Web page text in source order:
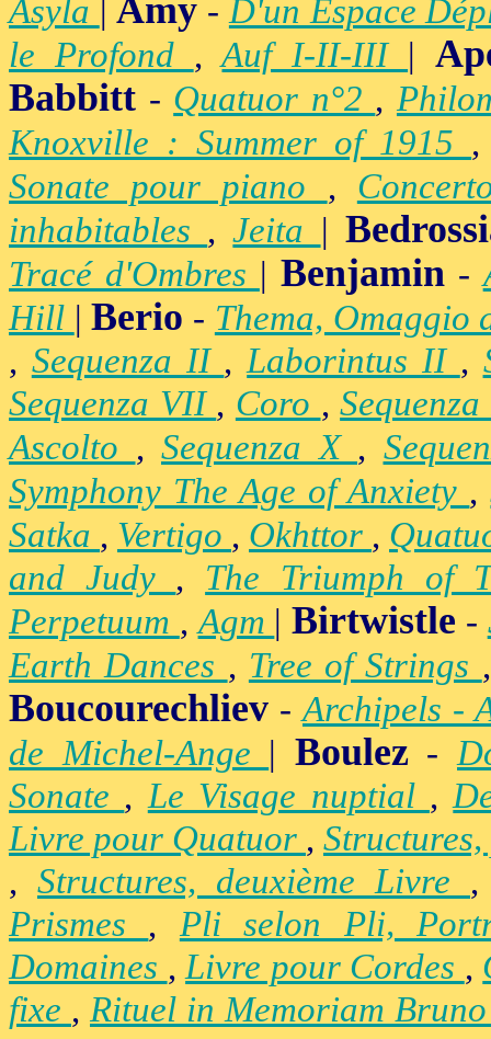
Asyla |Amy -D'un Espace
le Profond ,Auf I-II-III |
Babbitt - Quatuor n°2 ,
Knoxville : Summer of 1915
Sonate pour piano ,
inhabitables ,Jeita |
Tracé d'Ombres | Benjamin-
Hill |Berio - Thema, Omaggio
, Sequenza II ,Laborintus II ,
Sequenza VII , Coro ,
Ascolto , Sequenza X ,
Symphony The Age of Anxiety ,
Satka , Vertigo , Okhttor ,
and Judy , The Triumph of
Perpetuum ,Agm |Birtwistle -
Earth Dances , Tree of Strings
Boucourechliev -Archipels -
de Michel-Ange | Boulez-
Sonate ,Le Visage nuptial ,
Livre pour Quatuor ,
, Structures, deuxième Livre
Prismes , Pli selon Pli,
Domaines ,Livre pour Cordes ,
fixe , Rituel in Memoriam